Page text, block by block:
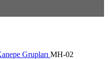
Grupları MH-02